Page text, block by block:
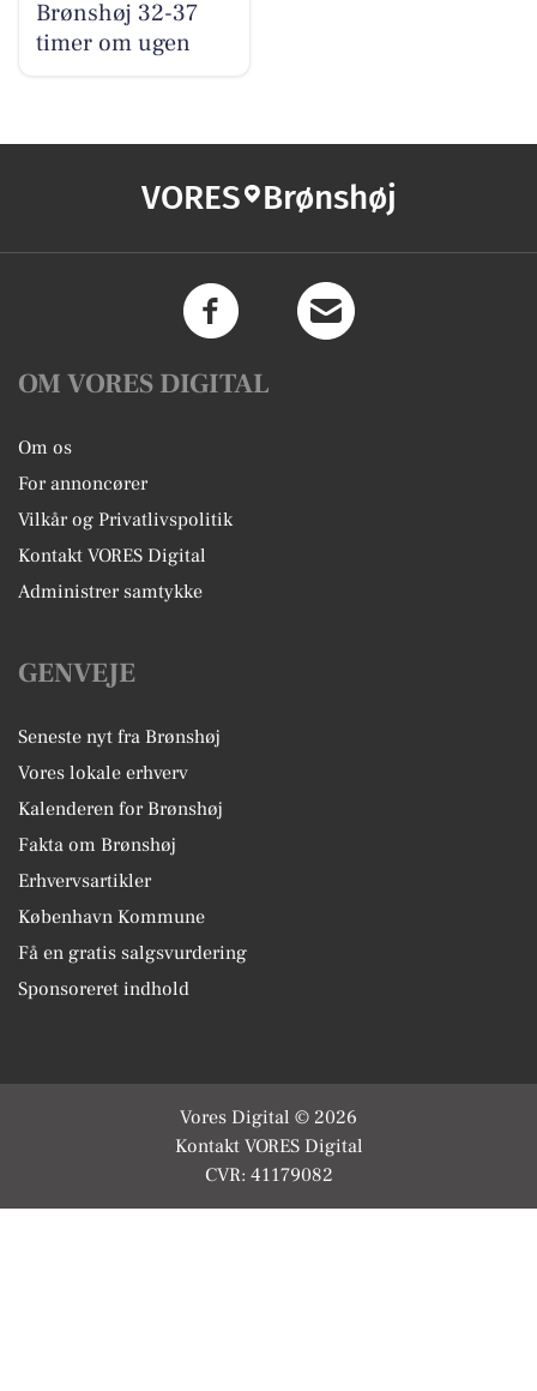
Brønshøj 32-37
timer om ugen
VORES Brønshøj
OM VORES DIGITAL
Om os
For annoncører
Vilkår og Privatlivspolitik
Kontakt VORES Digital
Administrer samtykke
GENVEJE
Seneste nyt fra Brønshøj
Vores lokale erhverv
Kalenderen for Brønshøj
Fakta om Brønshøj
Erhvervsartikler
København Kommune
Få en gratis salgsvurdering
Sponsoreret indhold
Vores Digital © 2026
Kontakt VORES Digital
CVR: 41179082